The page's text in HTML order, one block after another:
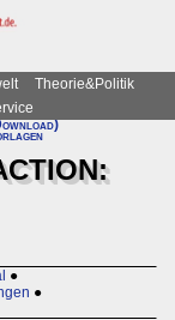
Theorie&Politik
●
●